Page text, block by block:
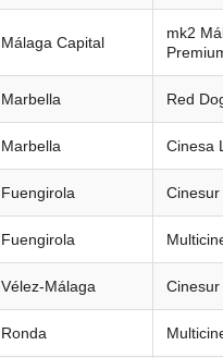
Málaga Capital
mk2
Marbella Red
Marbella Cinesa
Fuengirola
Fuengirola
Vélez-Málaga
Ronda